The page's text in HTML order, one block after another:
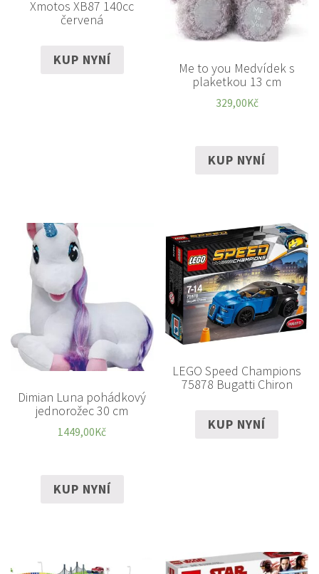
Xmotos XB87 140cc
červená
KUP NYNÍ
Me to you Medvídek s
plaketkou 13 cm
329,00Kč
KUP NYNÍ
Dimian Luna pohádkový
jednorožec 30 cm
1449,00Kč
KUP NYNÍ
LEGO Speed Champions
75878 Bugatti Chiron
KUP NYNÍ